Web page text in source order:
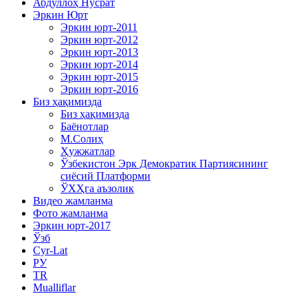
Абдуллоҳ Нусрат
Эркин Юрт
Эркин юрт-2011
Эркин юрт-2012
Эркин юрт-2013
Эркин юрт-2014
Эркин юрт-2015
Эркин юрт-2016
Биз ҳақимизда
Биз ҳақимизда
Баёнотлар
М.Солиҳ
Ҳужжатлар
Ўзбекистон Эрк Демократик Партиясининг
сиёсий Платформи
ЎХҲга аъзолик
Видео жамланма
Фото жамланма
Эркин юрт-2017
Ўзб
Cyr-Lat
РУ
TR
Mualliflar